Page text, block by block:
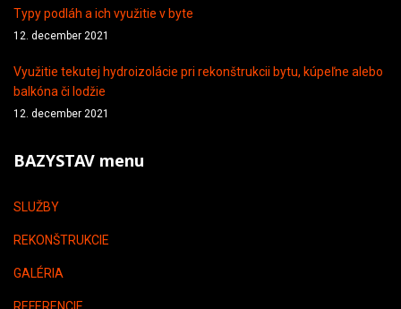
Typy podláh a ich využitie v byte
12. december 2021
Využitie tekutej hydroizolácie pri rekonštrukcii bytu, kúpeľne alebo
balkóna či lodžie
12. december 2021
BAZYSTAV menu
SLUŽBY
REKONŠTRUKCIE
GALÉRIA